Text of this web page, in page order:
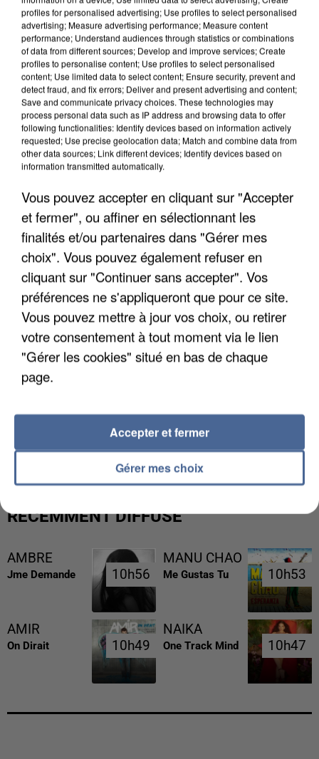
L’UN DES FONDATEURS SUPPOSÉS DE LA DZ
MAFIA INTERPELLÉ EN ALGÉRIE
UN SECOND CADRE DE LA DZ MAFIA
INTERPELLÉ EN ALGÉRIE
RÉCEMMENT DIFFUSÉ
AMBRE
Jme Demande 10h56
10h56
MANU CHAO
Me Gustas Tu 10h53
10h53
AMIR
On Dirait 10h49
10h49
NAIKA
One Track Mind 10h47
10h47
profiles for personalised advertising; Use profiles to select personalised
advertising; Measure advertising performance; Measure content
performance; Understand audiences through statistics or combinations
of data from different sources; Develop and improve services; Create
profiles to personalise content; Use profiles to select personalised
content; Use limited data to select content; Ensure security, prevent and
detect fraud, and fix errors; Deliver and present advertising and content;
Save and communicate privacy choices. These technologies may
process personal data such as IP address and browsing data to offer
following functionalities: Identify devices based on information actively
requested; Use precise geolocation data; Match and combine data from
other data sources; Link different devices; Identify devices based on
information transmitted automatically.
Vous pouvez accepter en cliquant sur "Accepter
et fermer", ou affiner en sélectionnant les
finalités et/ou partenaires dans "Gérer mes
choix". Vous pouvez également refuser en
cliquant sur "Continuer sans accepter". Vos
préférences ne s'appliqueront que pour ce site.
Vous pouvez mettre à jour vos choix, ou retirer
votre consentement à tout moment via le lien
"Gérer les cookies" situé en bas de chaque
page.
Gérer mes choix
Accepter et fermer